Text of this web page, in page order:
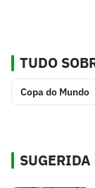
TUDO
Copa do Mundo
SUGERIDA